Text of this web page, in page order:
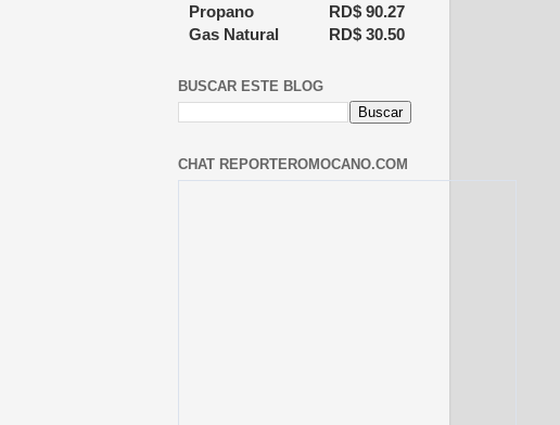
Propano
RD$ 90.27
Gas Natural
RD$ 30.50
BUSCAR ESTE BLOG
CHAT REPORTEROMOCANO.COM